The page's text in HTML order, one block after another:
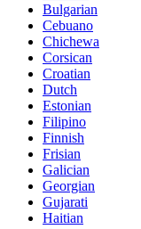
Bulgarian
Cebuano
Chichewa
Corsican
Croatian
Dutch
Estonian
Filipino
Finnish
Frisian
Galician
Georgian
Gujarati
Haitian